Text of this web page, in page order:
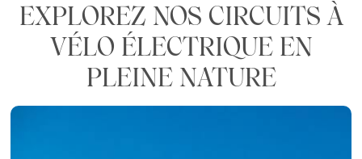
EXPLOREZ NOS CIRCUITS À
VÉLO ÉLECTRIQUE EN
PLEINE NATURE